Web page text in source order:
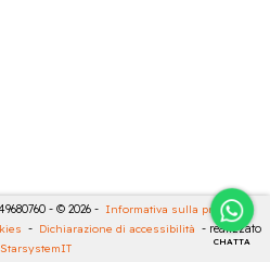
CHATTA
- © 2026 - Informativa sulla privacy -
- Dichiarazione di accessibilità - realizzato
StarsystemIT